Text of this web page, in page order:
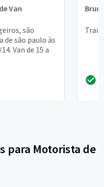
Van
são
de são paulo às
Van de 15 a
para Motorista de